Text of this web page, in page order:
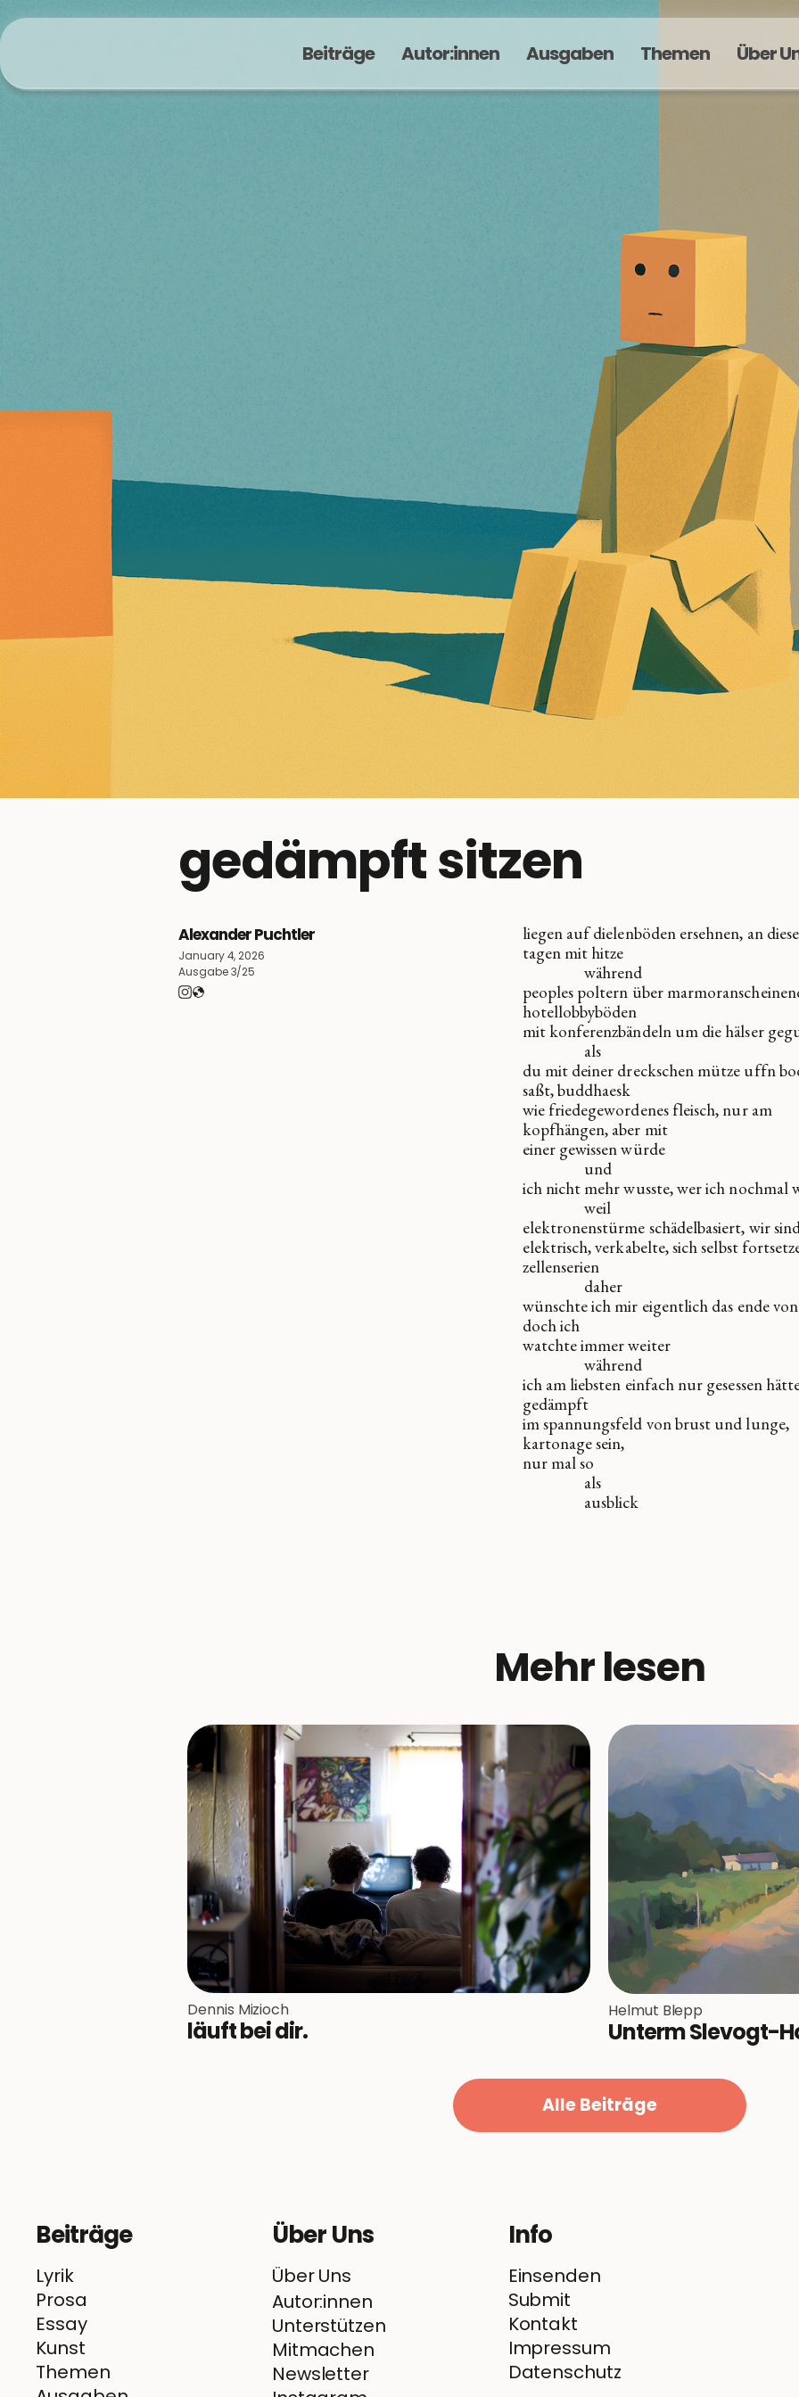
Beiträge Autor:innen Ausgaben Themen Über
gedämpft sitzen
Alexander Puchtler
January 4, 2026
Ausgabe 3/25
liegen auf dielenböden ersehnen, an
tagen mit hitze
während
peoples poltern über
hotellobbyböden
mit konferenzbändeln um die hälser
als
du mit deiner dreckschen mütze uffn
saßt, buddhaesk
wie friedegewordenes fleisch, nur am
kopfhängen, aber mit
einer gewissen würde
und
ich nicht mehr wusste, wer ich nochmal
weil
elektronenstürme schädelbasiert, wir
elektrisch, verkabelte, sich selbst
zellenserien
daher
wünschte ich mir eigentlich das ende
doch ich
watchte immer weiter
während
ich am liebsten einfach nur gesessen
gedämpft
im spannungsfeld von brust und lunge,
kartonage sein,
nur mal so
als
ausblick
Mehr lesen
Dennis Mizioch
läuft bei dir.
Helmut Blepp
Unterm Slevogt-
Alle Beiträge
Beiträge
Lyrik
Prosa
Essay
Kunst
Themen
Über Uns
Über Uns
Autor:innen
Unterstützen
Mitmachen
Newsletter
Info
Einsenden
Submit
Kontakt
Impressum
Datenschutz